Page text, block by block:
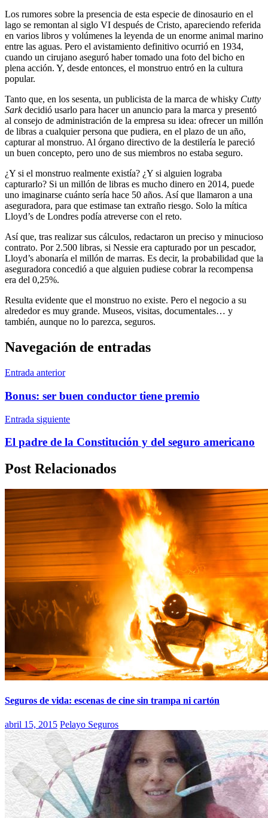
Los rumores sobre la presencia de esta especie de dinosaurio en el
lago se remontan al siglo VI después de Cristo, apareciendo referida
en varios libros y volúmenes la leyenda de un enorme animal marino
entre las aguas. Pero el avistamiento definitivo ocurrió en 1934,
cuando un cirujano aseguró haber tomado una foto del bicho en
plena acción. Y, desde entonces, el monstruo entró en la cultura
popular.
Tanto que, en los sesenta, un publicista de la marca de whisky Cutty
Sarkdecidió usarlo para hacer un anuncio para la marca y presentó
al consejo de administración de la empresa su idea: ofrecer un millón
de libras a cualquier persona que pudiera, en el plazo de un año,
capturar al monstruo. Al órgano directivo de la destilería le pareció
un buen concepto, pero uno de sus miembros no estaba seguro.
¿Y si el monstruo realmente existía? ¿Y si alguien lograba
capturarlo? Si un millón de libras es mucho dinero en 2014, puede
uno imaginarse cuánto sería hace 50 años. Así que llamaron a una
aseguradora, para que estimase tan extraño riesgo. Solo la mítica
Lloyd’s de Londres podía atreverse con el reto.
Así que, tras realizar sus cálculos, redactaron un preciso y minucioso
contrato. Por 2.500 libras, si Nessie era capturado por un pescador,
Lloyd’s abonaría el millón de marras. Es decir, la probabilidad que la
aseguradora concedió a que alguien pudiese cobrar la recompensa
era del 0,25%.
Resulta evidente que el monstruo no existe. Pero el negocio a su
alrededor es muy grande. Museos, visitas, documentales… y
también, aunque no lo parezca, seguros.
Navegación de entradas
Entrada anterior
Bonus: ser buen conductor tiene premio
Entrada siguiente
El padre de la Constitución y del seguro americano
Post Relacionados
Seguros de vida: escenas de cine sin trampa ni cartón
abril 15, 2015 Pelayo Seguros